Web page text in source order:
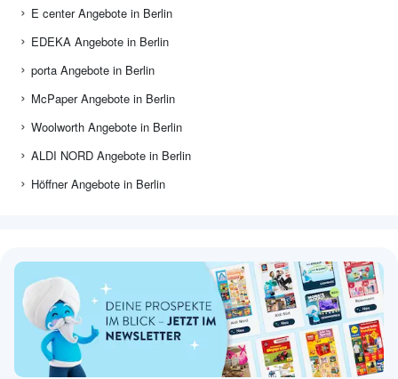
E center Angebote in Berlin
EDEKA Angebote in Berlin
porta Angebote in Berlin
McPaper Angebote in Berlin
Woolworth Angebote in Berlin
ALDI NORD Angebote in Berlin
Höffner Angebote in Berlin